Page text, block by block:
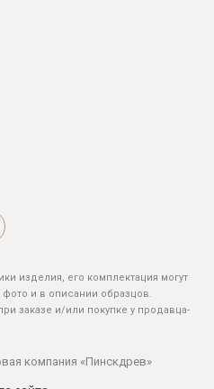
изделия, его комплектация могут
фото и в описании образцов.
заказе и/или покупке у продавца-
компания «Пинскдрев»